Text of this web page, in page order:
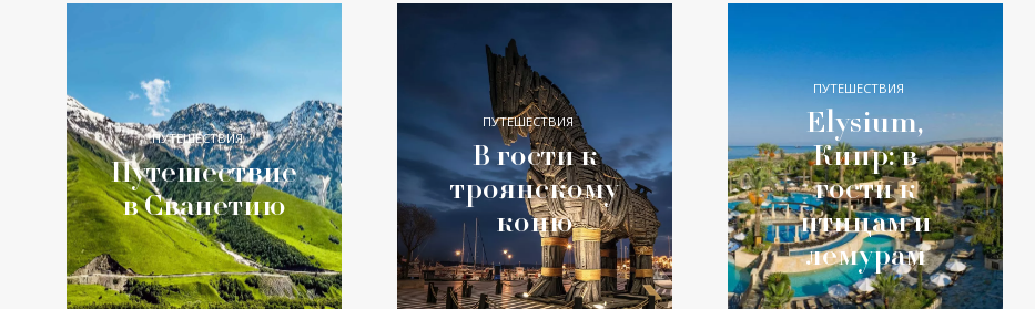
ПУТЕШЕСТВИЯ
Путешествие
в Сванетию
ПУТЕШЕСТВИЯ
В гости к
троянскому
коню
ПУТЕШЕСТВИЯ
Elysium,
Кипр: в
гости к
птицам и
лемурам